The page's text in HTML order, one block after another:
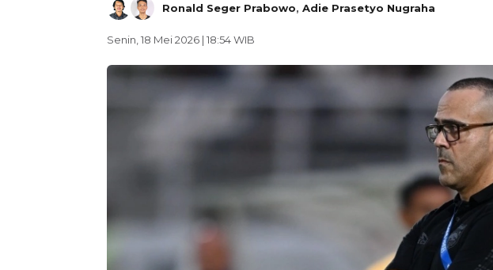
Ronald Seger Prabowo, Adie Prasetyo Nugraha
Senin, 18 Mei 2026 | 18:54 WIB